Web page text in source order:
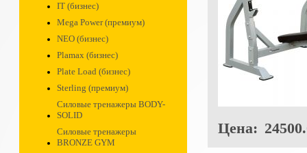
IT (бизнес)
Mega Power (премиум)
NEO (бизнес)
Plamax (бизнес)
Plate Load (бизнес)
Sterling (премиум)
Силовые тренажеры BODY-
SOLID
Силовые тренажеры
BRONZE GYM
Цена: